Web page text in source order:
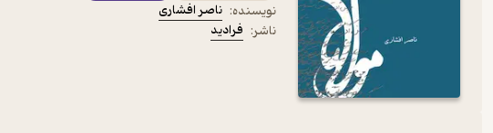
نویسنده: ناصر افشاری
ناشر: فرادید